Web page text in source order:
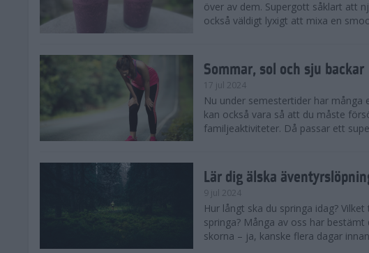
över av dem. Supergott såklart att
också väldigt lyxigt att mixa en
Sommar, sol och sju backar
17 jul 2024
Nu under semestertider har
kan också vara så att du måste
familjeaktiviteter. Då passar ett
Lär dig älska
9 jul 2024
Hur långt ska du springa idag?
springa? Många av oss har
skorna – ja, kanske flera dagar